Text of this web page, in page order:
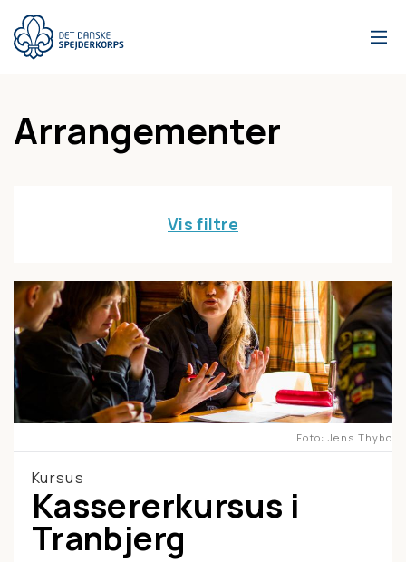
hovedindhold
Arrangementer
Vis filtre
Foto Jens Thybo
Kursus
Kassererkursus i
Tranbjerg